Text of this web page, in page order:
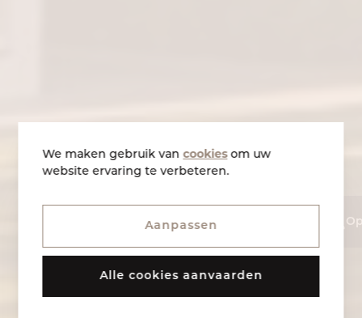
We maken gebruik vancookiesom uw
website ervaring te verbeteren.
Aanpassen
Alle cookies aanvaarden